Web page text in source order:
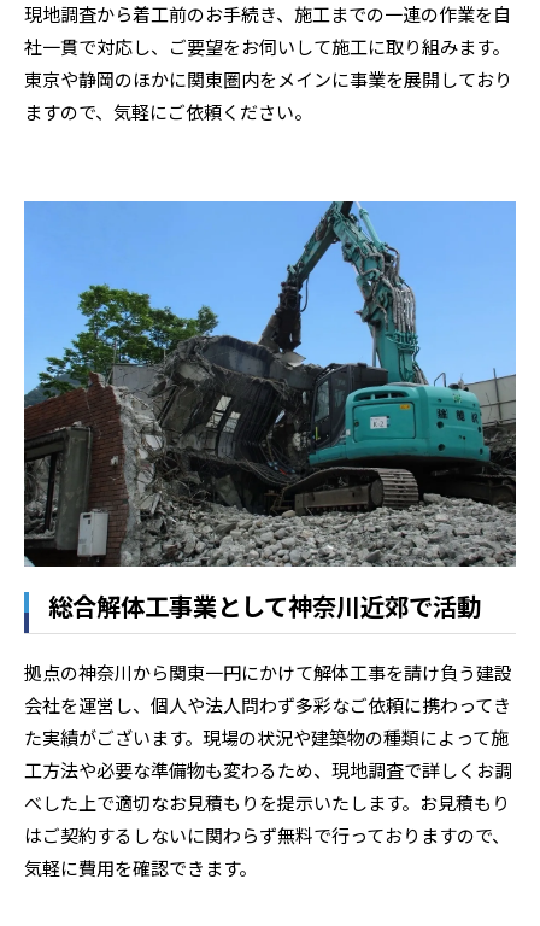
現地調査から着工前のお手続き、施工までの一連の作業を自
社一貫で対応し、ご要望をお伺いして施工に取り組みます。
東京や静岡のほかに関東圏内をメインに事業を展開しており
ますので、気軽にご依頼ください。
総合解体工事業として神奈川近郊で活動
拠点の神奈川から関東一円にかけて解体工事を請け負う建設
会社を運営し、個人や法人問わず多彩なご依頼に携わってき
た実績がございます。現場の状況や建築物の種類によって施
工方法や必要な準備物も変わるため、現地調査で詳しくお調
べした上で適切なお見積もりを提示いたします。お見積もり
はご契約するしないに関わらず無料で行っておりますので、
気軽に費用を確認できます。